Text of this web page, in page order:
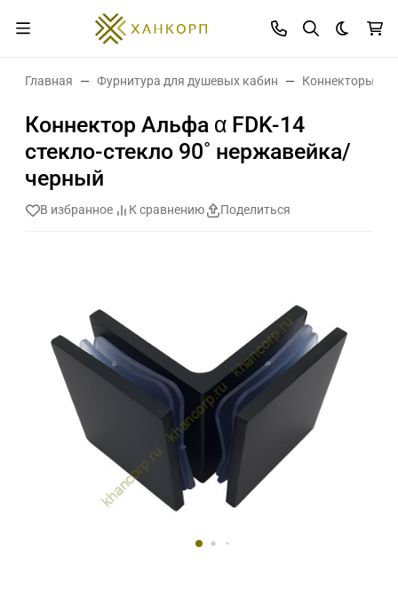
Темная
Главная Фурнитура для душевых кабин Коннекторы
Коннектор Альфа α FDK-14
стекло-стекло 90˚ нержавейка/
черный
В избранное К сравнению Поделиться